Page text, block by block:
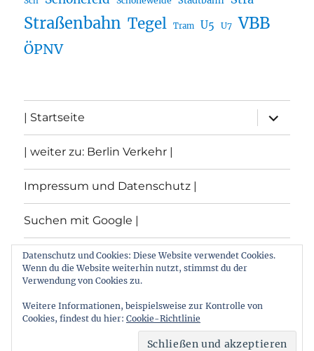
Straßenbahn Tegel Tram U5 U7 VBB
ÖPNV
| Startseite
öffnen
| weiter zu: Berlin Verkehr |
Impressum und Datenschutz |
Suchen mit Google |
Themen
Archiv von: Berlin:Verkehr
Stolz präsentiert von
Datenschutz und Cookies: Diese Website verwendet Cookies.
Wenn du die Website weiterhin nutzt, stimmst du der
Verwendung von Cookies zu.
Weitere Informationen, beispielsweise zur Kontrolle von
Cookies, findest du hier: Cookie-Richtlinie